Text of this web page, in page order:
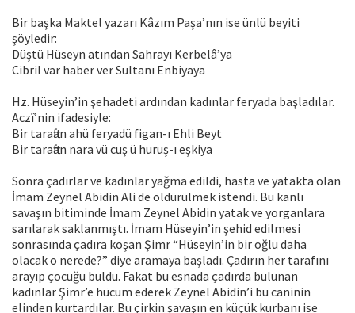
Bir başka Maktel yazarı Kâzım Paşa’nın ise ünlü beyiti
şöyledir:
Düştü Hüseyn atından Sahrayı Kerbelâ’ya
Cibril var haber ver Sultanı Enbiyaya
Hz. Hüseyin’in şehadeti ardından kadınlar feryada başladılar.
Aczî’nin ifadesiyle:
Bir taraftan ahü feryadü figan-ı Ehli Beyt
Bir taraftan nara vü cuş ü huruş-ı eşkiya
Sonra çadırlar ve kadınlar yağma edildi, hasta ve yatakta olan
İmam Zeynel Abidin Ali de öldürülmek istendi. Bu kanlı
savaşın bitiminde İmam Zeynel Abidin yatak ve yorganlara
sarılarak saklanmıştı. İmam Hüseyin’in şehid edilmesi
sonrasında çadıra koşan Şimr “Hüseyin’in bir oğlu daha
olacak o nerede?” diye aramaya başladı. Çadırın her tarafını
arayıp çocuğu buldu. Fakat bu esnada çadırda bulunan
kadınlar Şimr’e hücum ederek Zeynel Abidin’i bu caninin
elinden kurtardılar. Bu çirkin şavaşın en küçük kurbanı ise